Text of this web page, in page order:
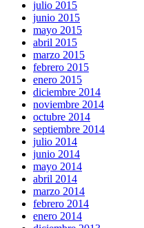
julio 2015
junio 2015
mayo 2015
abril 2015
marzo 2015
febrero 2015
enero 2015
diciembre 2014
noviembre 2014
octubre 2014
septiembre 2014
julio 2014
junio 2014
mayo 2014
abril 2014
marzo 2014
febrero 2014
enero 2014